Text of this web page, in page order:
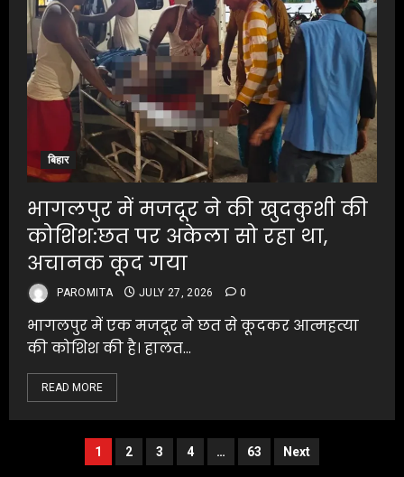
बिहार
भागलपुर में मजदूर ने की खुदकुशी की
कोशिश:छत पर अकेला सो रहा था,
अचानक कूद गया
PAROMITA JULY 27, 2026 0
भागलपुर में एक मजदूर ने छत से कूदकर आत्महत्या
की कोशिश की है। हालत...
READ MORE
1 2 3 4 … 63 Next